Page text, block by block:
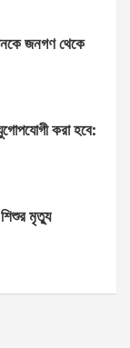
জনগণ থেকে
করা হবে:
মৃত্যু